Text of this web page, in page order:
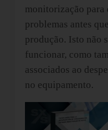
monitorização
problemas antes
produção. Isto não
funcionar, como
associados ao
no equipamento.